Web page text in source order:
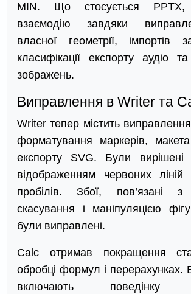
MIN. Що стосується PPTX,
взаємодію завдяки
власної геометрії, імпортів
класифікації експорту аудіо
зображень.
Виправлення в Writer та
Writer тепер містить
форматування маркерів,
експорту SVG. Були
відображенням червоних ліній
пробілів. Збої, пов’язані з
скасування і маніпуляцією
були виправлені.
Calc отримав покращення
обробці формул і перерахунках.
включають поведінку